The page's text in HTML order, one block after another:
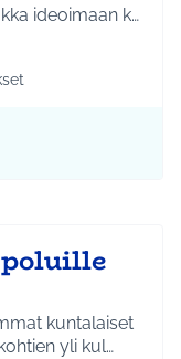
ideoimaan k…
mukaan: Liikunta ja
kuntalaiset
yli kul…